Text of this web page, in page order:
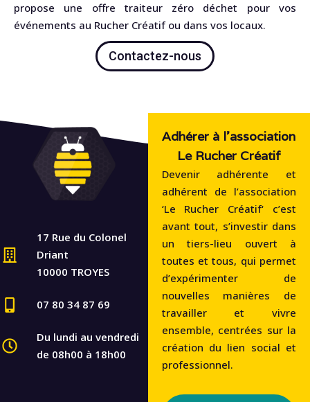
propose une offre traiteur zéro déchet pour vos
événements au Rucher Créatif ou dans vos locaux.
Contactez-nous
17 Rue du Colonel
Driant
10000 TROYES
07 80 34 87 69
Du lundi au vendredi
de 08h00 à 18h00
Adhérer à l'association
Le Rucher Créatif
Devenir adhérente et
adhérent de l’association
‘Le Rucher Créatif‘ c’est
avant tout, s’investir dans
un tiers-lieu ouvert à
toutes et tous, qui permet
d’expérimenter de
nouvelles manières de
travailler et vivre
ensemble, centrées sur la
création du lien social et
professionnel.